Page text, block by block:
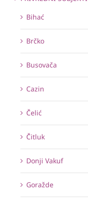
Bihać
Brčko
Busovača
Cazin
Čelić
Čitluk
Donji Vakuf
Goražde